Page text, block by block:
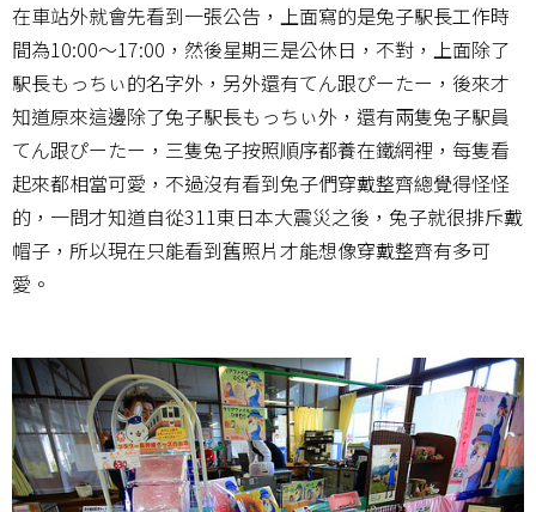
在車站外就會先看到一張公告，上面寫的是兔子駅長工作時
間為10:00～17:00，然後星期三是公休日，不對，上面除了
駅長もっちぃ的名字外，另外還有てん跟ぴーたー，後來才
知道原來這邊除了兔子駅長もっちぃ外，還有兩隻兔子駅員
てん跟ぴーたー，三隻兔子按照順序都養在鐵網裡，每隻看
起來都相當可愛，不過沒有看到兔子們穿戴整齊總覺得怪怪
的，一問才知道自從311東日本大震災之後，兔子就很排斥戴
帽子，所以現在只能看到舊照片才能想像穿戴整齊有多可
愛。